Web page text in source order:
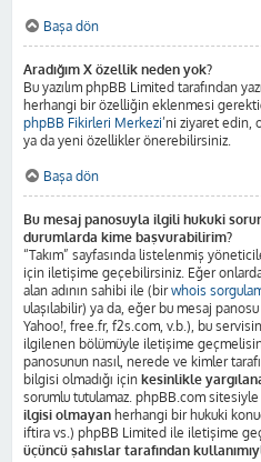
Başa dön
Aradığım X özellik neden yok?
Bu yazılım phpBB Limited tarafından
herhangi bir özelliğin eklenmesi
phpBB Fikirleri Merkezi’ni ziyaret edin,
ya da yeni özellikler önerebilirsiniz.
Başa dön
Bu mesaj panosuyla ilgili hukuki
durumlarda kime başvurabilirim?
“Takım” sayfasında listelenmiş
için iletişime geçebilirsiniz. Eğer
alan adının sahibi ile (birwhois
ulaşılabilir) ya da, eğer bu mesaj
Yahoo!, free.fr, f2s.com, v.b.), bu
ilgilenen bölümüyle iletişime
panosunun nasıl, nerede ve kimler
bilgisi olmadığı için kesinlikle
sorumlu tutulamaz. phpBB.com sitesiyle
ilgisi olmayan herhangi bir hukuki
iftira vs.) phpBB Limited ile iletişime
üçüncü şahıslar tarafından